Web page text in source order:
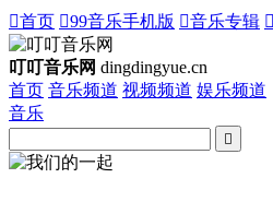
首页 99音乐手机版 音乐专辑 
叮叮音乐网 dingdingyue.cn
首页 音乐频道 视频频道 娱乐频道
音乐
